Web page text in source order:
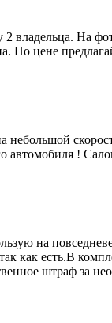
владельца. На
По цене
небольшой
автомобиля !
на
как ecть.В
штраф за